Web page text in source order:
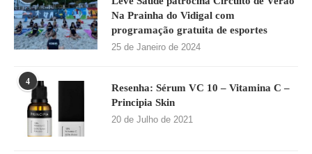
Na Prainha do Vidigal com
programação gratuita de esportes
25 de Janeiro de 2024
4
Resenha: Sérum VC 10 – Vitamina C –
Principia Skin
20 de Julho de 2021